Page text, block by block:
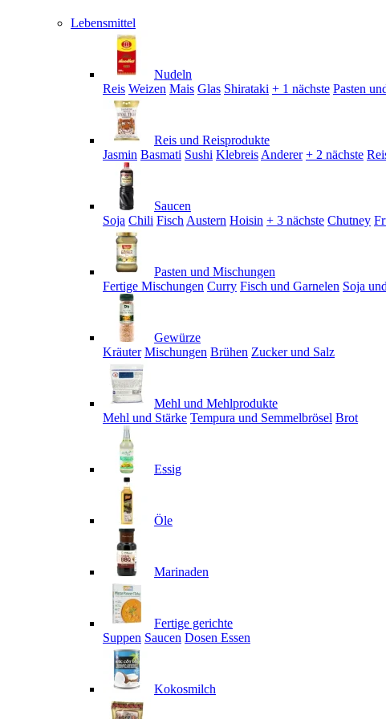
Lebensmittel
Nudeln
Reis Weizen Mais Glas Shirataki + 1 nächste Pasten
Reis und Reisprodukte
Jasmin Basmati Sushi Klebreis Anderer + 2 nächste
Saucen
Soja Chili Fisch Austern Hoisin + 3 nächste Chutney
Pasten und Mischungen
Fertige Mischungen Curry Fisch und Garnelen Soja
Gewürze
Kräuter Mischungen Brühen Zucker und Salz
Mehl und Mehlprodukte
Mehl und Stärke Tempura und Semmelbrösel Brot
Essig
Öle
Marinaden
Fertige gerichte
Suppen Saucen Dosen Essen
Kokosmilch